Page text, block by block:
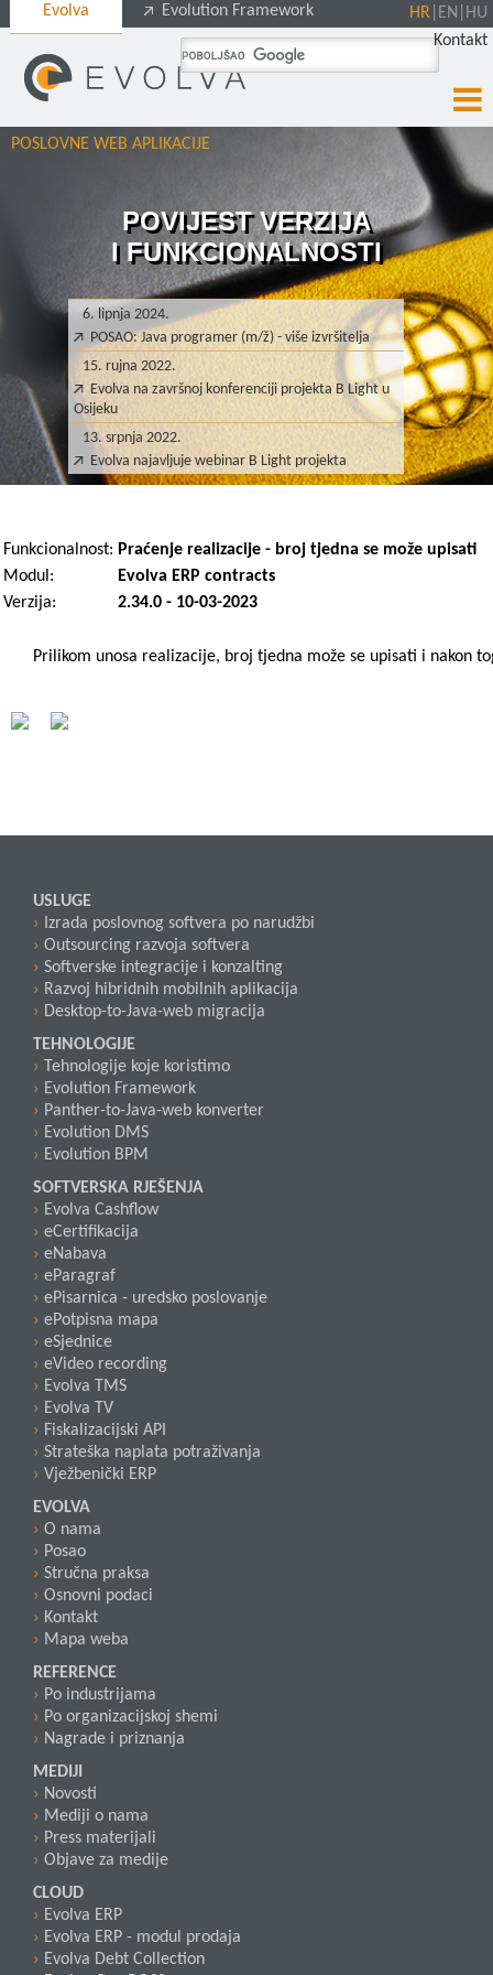
Evolva Evolution Framework HR EN
HU
Kontakt
POSLOVNE WEB APLIKACIJE
POVIJEST VERZIJA
I FUNKCIONALNOSTI
6. lipnja 2024.
POSAO: Java programer (m/ž) - više izvršitelja
15. rujna 2022.
Evolva na završnoj konferenciji projekta B Light u
Osijeku
13. srpnja 2022.
Evolva najavljuje webinar B Light projekta
Funkcionalnost: Praćenje realizacije - broj tjedna se može upisati
Modul:
Evolva ERP contracts
Verzija:
2.34.0 - 10-03-2023
Prilikom unosa realizacije, broj tjedna može se upisati i nakon
USLUGE
Izrada poslovnog softvera po narudžbi
Outsourcing razvoja softvera
Softverske integracije i konzalting
Razvoj hibridnih mobilnih aplikacija
Desktop-to-Java-web migracija
TEHNOLOGIJE
Tehnologije koje koristimo
Evolution Framework
Panther-to-Java-web konverter
Evolution DMS
Evolution BPM
SOFTVERSKA RJEŠENJA
Evolva Cashflow
eCertifikacija
eNabava
eParagraf
ePisarnica - uredsko poslovanje
ePotpisna mapa
eSjednice
eVideo recording
Evolva TMS
Evolva TV
Fiskalizacijski API
Strateška naplata potraživanja
Vježbenički ERP
EVOLVA
O nama
Posao
Stručna praksa
Osnovni podaci
Kontakt
Mapa weba
REFERENCE
Po industrijama
Po organizacijskoj shemi
Nagrade i priznanja
MEDIJI
Novosti
Mediji o nama
Press materijali
Objave za medije
CLOUD
Evolva ERP
Evolva ERP - modul prodaja
Evolva Debt Collection